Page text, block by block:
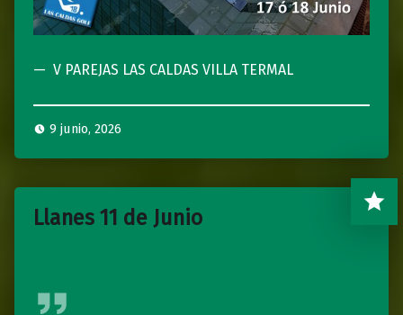
V PAREJAS LAS CALDAS VILLA TERMAL
9 junio, 2026
Llanes 11 de Junio